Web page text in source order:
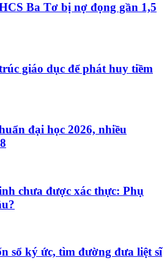
Ba Tơ bị nợ đọng gần 1,5
giáo dục để phát huy tiềm
đại học 2026, nhiều
chưa được xác thực: Phụ
sổ ký ức, tìm đường đưa liệt sĩ